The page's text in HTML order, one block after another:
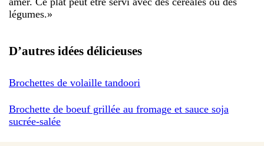
légumes.»
D’autres idées délicieuses
Brochettes de volaille tandoori
Brochette de boeuf grillée au fromage et sauce soja
sucrée-salée